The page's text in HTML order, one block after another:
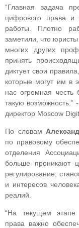
“Главная задача
цифрового права и
работы. Плотно
заметили, что
многих других
принять
диктует свои
которые могут им в
нас огромная
такую возможность.”
директор Moscow
По словам
по правовому
отделения
больше проникают
регулирование,
и интересов
реалий.
“На текущем этапе
права важно